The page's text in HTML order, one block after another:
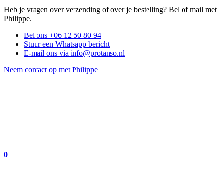
Heb je vragen over verzending of over je bestelling? Bel of mail met
Philippe.
Bel ons +06 12 50 80 94
Stuur een Whatsapp bericht
E-mail ons via info@protanso.nl
Neem contact op met Philippe
0